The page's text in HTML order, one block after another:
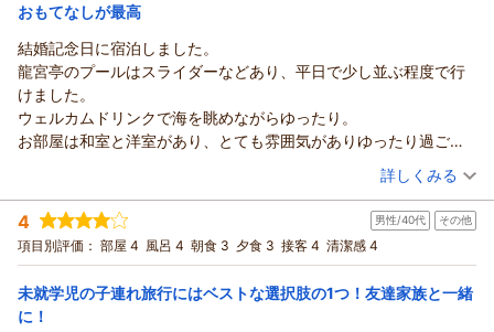
が、またお箸をもってくるのも面倒で退店しました。
どちらか一方だったらまだ良かったのですが、部屋の不備と夕食
のダブルパンチで残念な気持ちと予約をした後悔でいっぱいでし
た。謝罪や返金を求めているわけではありませんが、スタッフの
教育が行き届いていないのとマニュアルがきちんとあって仕事し
ているのか気になりました。
前回コロナ禍で伺わせていただいた際にとても好印象だったホテ
ルなのでまた来ましたが、もうないかなと思います。
お部屋と施設の規模が素敵だった為、残念です。
のために投稿させていただきました。
人それぞれの価値観ですが、決して5万をこえる宿泊料金は安くは
っかくの記念日のご旅行を台無しにしてしまい、申し訳ない気
持ちでいっぱいでございます。
客室の状態につきましては、清掃後の最終確認が完全に行き届
いておらず、お客様を驚かせてしまうような状態でご案内して
しまいましたこと、猛省しております。また、補充に伺ったス
タッフの振る舞いにつきましても、配慮に欠ける行動であり、
サービス業に従事するものとしてあるまじき対応でございまし
夕食会場におきましては、お食事中にもかかわらずお席を片付
けてしまい、お客様の楽しい時間を遮ってしまいましたこと、
大変心苦しく思っております。スタッフ間の連携不足、および
周囲の状況確認を怠ったことが原因でございます。一度失った
お時間は二度と戻らないものであり、ご退出を余儀なくされて
しまったことに、重ねてお詫びを申し上げます。
あゆこぅ 様
この度は当ホテルをご利用いただき、誠にありがとうございま
す。
楽しみにされていたカニにつきまして、ご期待に沿えず残念な
思いをさせてしまいましたこと、深くお詫び申し上げます。
頂戴したご意見は調理担当者とも共有し、よりご満足いただけ
る食材の提供に向けて、品質の改善に努めてまいる所存です。
これからもお客様に心からご満足いただけるひとときを提供で
きるよう、スタッフ一同サービスの向上に励んでまいります。
またのお越しを、心よりお待ち申し上げております。
（返信日：2026/06/24）
おもてなしが最高
結婚記念日に宿泊しました。
龍宮亭のプールはスライダーなどあり、平日で少し並ぶ程度で行
けました。
ウェルカムドリンクで海を眺めながらゆったり。
お部屋は和室と洋室があり、とても雰囲気がありゆったり過ごせ
お部屋のフロも入ろうかと思いましたが、11階のお風呂が露天風
呂も充実してて入りませんでした。
お風呂にバクタオルとタオルが常備してて、持ち歩いたり干した
バイキングも種類が多く、お刺身もとても美味しかったです。
ハーゲンダッツも5種類ほどあり、楽しめました。
（投稿日：2026/06/20）
宿泊時期： 2026年06月宿泊 (家族旅行)
投稿者： みはるさん
宿泊プラン： 【三日月スタンダード】フリーフロー＆ビュッフェ
朝・夕
宿泊価格帯： 30,001円以上(大人一人あたり/税込)
詳しくみる
4 男性/40代 その他
項目別評価： 部屋 4 風呂 4 朝食 3 夕食 3 接客 4 清潔感 4
未就学児の子連れ旅行にはベストな選択肢の1つ！友達家族と一緒
に！